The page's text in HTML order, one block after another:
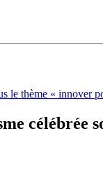
célébrée